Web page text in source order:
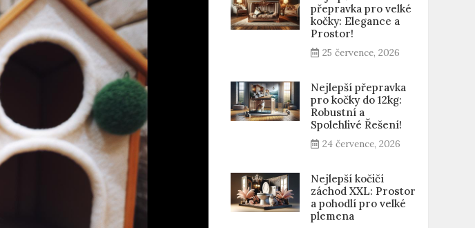
přepravka pro velké
kočky: Elegance a
Prostor!
25 července, 2026
Nejlepší přepravka
pro kočky do 12kg:
Robustní a
Spolehlivé Řešení!
24 července, 2026
Nejlepší kočičí
záchod XXL: Prostor
a pohodlí pro velké
plemena